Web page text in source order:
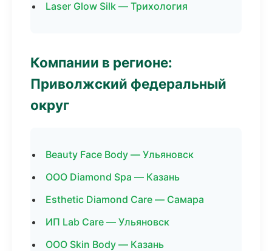
Laser Glow Silk — Трихология
Компании в регионе:
Приволжский федеральный
округ
Beauty Face Body — Ульяновск
ООО Diamond Spa — Казань
Esthetic Diamond Care — Самара
ИП Lab Care — Ульяновск
ООО Skin Body — Казань